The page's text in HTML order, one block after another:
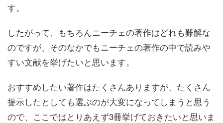
す。
したがって、もちろんニーチェの著作はどれも難解な
のですが、そのなかでもニーチェの著作の中で読みや
すい文献を挙げたいと思います。
おすすめしたい著作はたくさんありますが、たくさん
提示したとしても選ぶのが大変になってしまうと思う
ので、ここではとりあえず3冊挙げておきたいと思いま